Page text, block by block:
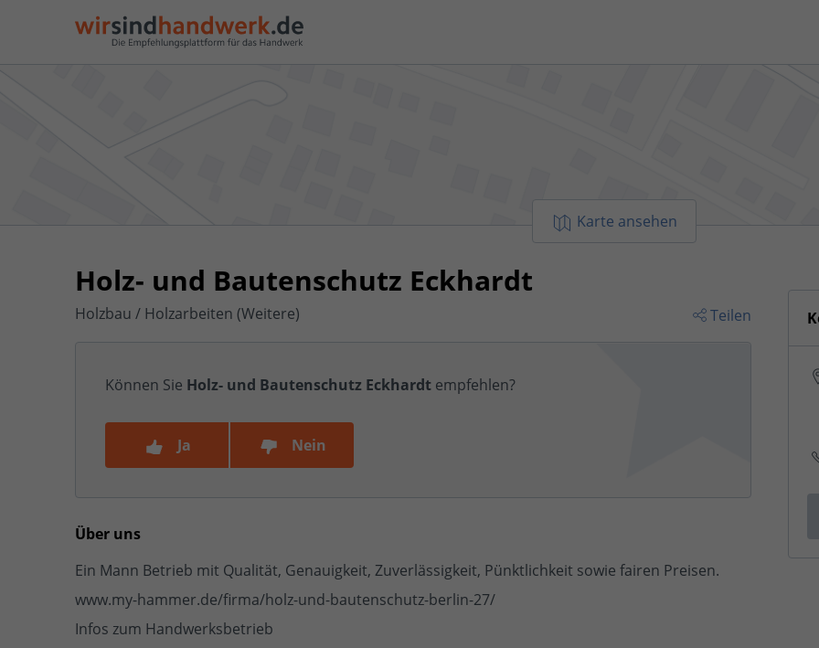
Karte ansehen
Holz- und Bautenschutz Eckhardt
Teilen
Holzbau / Holzarbeiten (Weitere)
Können Sie Holz- und Bautenschutz Eckhardt empfehlen?
Ja Nein
Über uns
Ein Mann Betrieb mit Qualität, Genauigkeit, Zuverlässigkeit, Pünktlichkeit sowie fairen Preisen.
www.my-hammer.de/firma/holz-und-bautenschutz-berlin-27/
Infos zum Handwerksbetrieb